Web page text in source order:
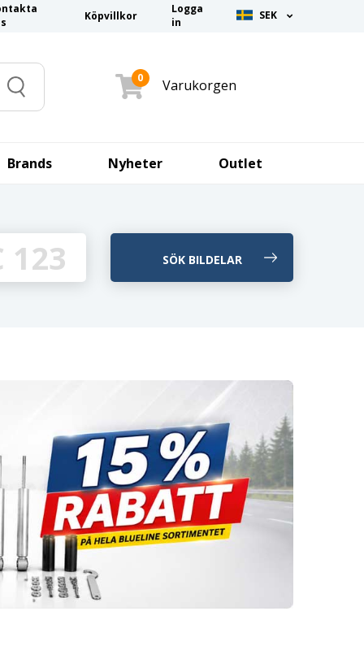
Köpvillkor
Logga
in
SEK
Search
0 Varukorgen
Brands Nyheter Outlet